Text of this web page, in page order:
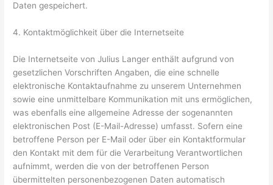
Daten gespeichert.
4. Kontaktmöglichkeit über die Internetseite
Die Internetseite von Julius Langer enthält aufgrund von
gesetzlichen Vorschriften Angaben, die eine schnelle
elektronische Kontaktaufnahme zu unserem Unternehmen
sowie eine unmittelbare Kommunikation mit uns ermöglichen,
was ebenfalls eine allgemeine Adresse der sogenannten
elektronischen Post (E-Mail-Adresse) umfasst. Sofern eine
betroffene Person per E-Mail oder über ein Kontaktformular
den Kontakt mit dem für die Verarbeitung Verantwortlichen
aufnimmt, werden die von der betroffenen Person
übermittelten personenbezogenen Daten automatisch